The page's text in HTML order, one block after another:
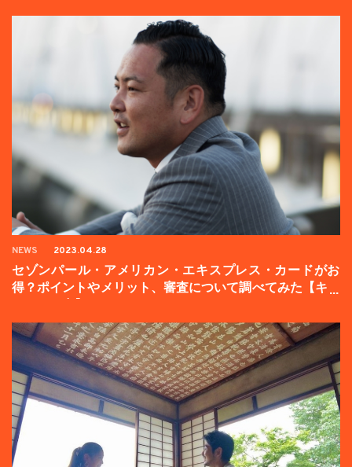
NEWS 2023.04.28
セゾンパール・アメリカン・エキスプレス・カードがお
得？ポイントやメリット、審査について調べてみた【キャ